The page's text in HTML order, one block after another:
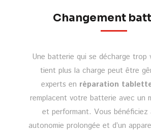
Changement
Une batterie qui se décharge trop
tient plus la charge peut être
experts en réparation
remplacent votre batterie avec un
et performant. Vous bénéficiez
autonomie prolongée et d’un